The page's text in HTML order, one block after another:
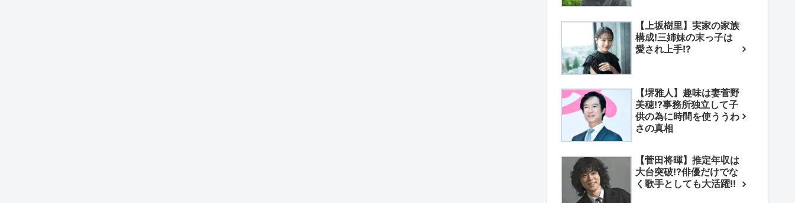
【上坂樹里】実家の家族
構成!三姉妹の末っ子は
愛され上手!?
【堺雅人】趣味は妻菅野
美穂!?事務所独立して子
供の為に時間を使ううわ
さの真相
【菅田将暉】推定年収は
大台突破!?俳優だけでな
く歌手としても大活躍!!